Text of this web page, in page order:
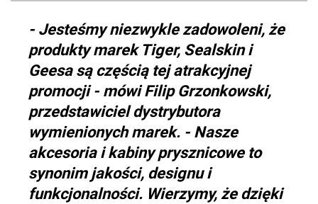
- Jesteśmy niezwykle zadowoleni, że
produkty marek Tiger, Sealskin i
Geesa są częścią tej atrakcyjnej
promocji - mówi Filip Grzonkowski,
przedstawiciel dystrybutora
wymienionych marek. - Nasze
akcesoria i kabiny prysznicowe to
synonim jakości, designu i
funkcjonalności. Wierzymy, że dzięki